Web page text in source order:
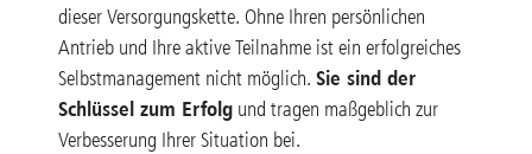
dieser Versorgungskette. Ohne Ihren persönlichen
Antrieb und Ihre aktive Teilnahme ist ein erfolgreiches
Selbstmanagement nicht möglich. Sie sind der
Schlüssel zum Erfolgund tragen maßgeblich zur
Verbesserung Ihrer Situation bei.